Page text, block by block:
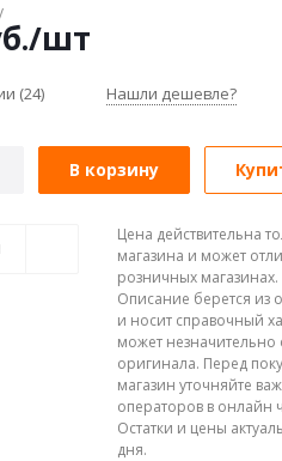
/шт
(24) Нашли дешевле?
В корзину
Цена действительна
магазина и может
розничных магазинах.
Описание берется из
и носит справочный
может незначительно
оригинала. Перед
магазин уточняйте
операторов в онлайн
Остатки и цены
дня.